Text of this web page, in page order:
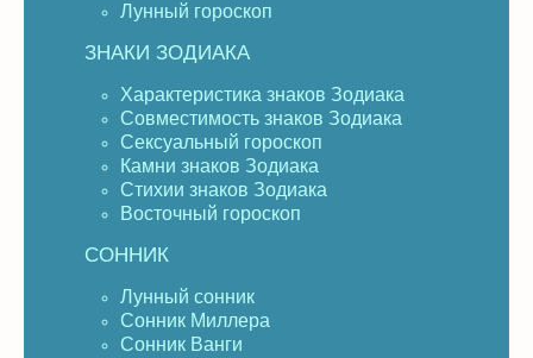
Лунный гороскоп
ЗНАКИ ЗОДИАКА
Характеристика знаков Зодиака
Совместимость знаков Зодиака
Сексуальный гороскоп
Камни знаков Зодиака
Стихии знаков Зодиака
Восточный гороскоп
СОННИК
Лунный сонник
Сонник Миллера
Сонник Ванги